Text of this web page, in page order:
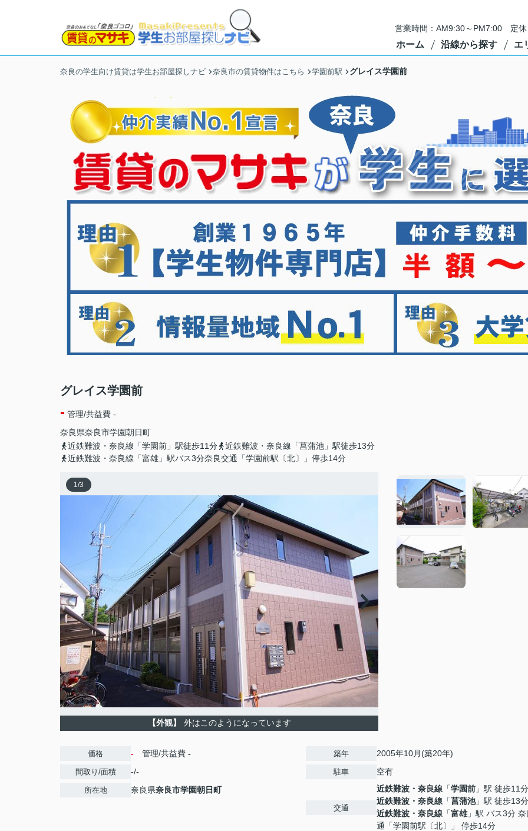
営業時間：AM9:30～PM7:00 定休
ホーム 沿線から探す エ
奈良の学生向け賃貸は学生お部屋探しナビ 奈良市の賃貸物件はこちら 学園前駅 グレイス学園前
グレイス学園前
- 管理/共益費 -
奈良県奈良市学園朝日町
近鉄難波・奈良線「学園前」駅徒歩11分
近鉄難波・奈良線「菖蒲池」駅徒歩13分
近鉄難波・奈良線「富雄」駅バス3分奈良交通「学園前駅〔北〕」停歩14分
1/3
【外観】 外はこのようになっています
価格 - 管理/共益費 -
間取り/面積 -/-
所在地 奈良県奈良市学園朝日町
築年 2005年10月(築20年)
駐車 空有
交通
近鉄難波・奈良線 「学園前 」駅 徒歩11分
近鉄難波・奈良線 「菖蒲池」駅 徒歩13分
近鉄難波・奈良線 「富雄」駅 バス3分 奈
通「学園前駅〔北〕」 停歩14分